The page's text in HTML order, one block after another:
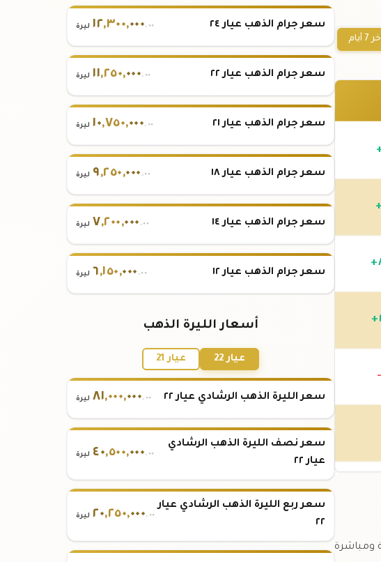
7 أيام
+
+
+
-
ومباشرة
سعر جرام الذهب عيار ٢٤ ١٢,٣٠٠,٠٠٠.٠٠ ليرة
سعر جرام الذهب عيار ٢٢ ١١,٢٥٠,٠٠٠.٠٠ ليرة
سعر جرام الذهب عيار ٢١ ١٠,٧٥٠,٠٠٠.٠٠ ليرة
سعر جرام الذهب عيار ١٨ ٩,٢٥٠,٠٠٠ .٠٠ ليرة
سعر جرام الذهب عيار ١٤ ٧,٢٠٠,٠٠٠ .٠٠ ليرة
سعر جرام الذهب عيار ١٢ ٦,١٥٠,٠٠٠ .٠٠ ليرة
أسعار الليرة الذهب
عيار 22 عيار 21
سعر الليرة الذهب الرشادي عيار ٢٢ ٨١,٠٠٠,٠٠٠.٠٠ ليرة
سعر نصف الليرة الذهب الرشادي
عيار ٢٢
٤٠,٥٠٠,٠٠٠.٠٠ ليرة
سعر ربع الليرة الذهب الرشادي عيار
٢٢
٢٠,٢٥٠,٠٠٠.٠٠ ليرة